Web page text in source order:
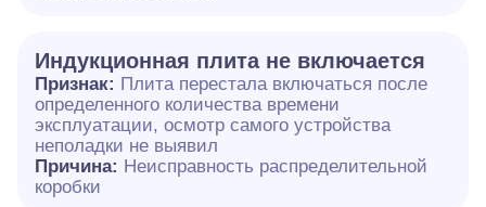
Индукционная плита не включается
Признак: Плита перестала включаться после
определенного количества времени
эксплуатации, осмотр самого устройства
неполадки не выявил
Причина: Неисправность распределительной
коробки